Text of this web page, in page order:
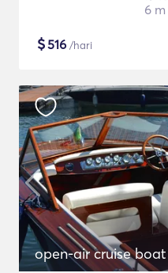
6 m
$516 /hari
open-air cruise boat